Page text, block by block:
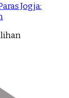
Jogja: